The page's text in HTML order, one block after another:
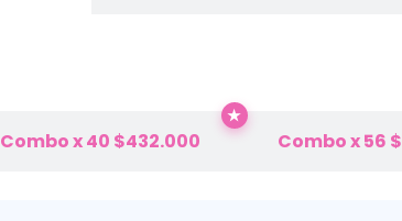
Combo x 40 $432.000
★
Combo x 56 $